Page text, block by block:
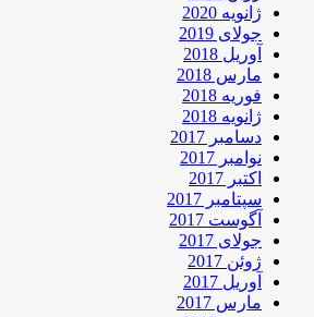
ژانویه 2020
جولای 2019
آوریل 2018
مارس 2018
فوریه 2018
ژانویه 2018
دسامبر 2017
نوامبر 2017
اکتبر 2017
سپتامبر 2017
آگوست 2017
جولای 2017
ژوئن 2017
آوریل 2017
مارس 2017